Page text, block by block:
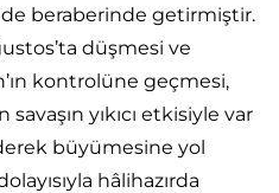
beraberinde getirmiştir.
düşmesi ve
kontrolüne geçmesi,
yıkıcı etkisiyle var
büyümesine yol
hâlihazırda